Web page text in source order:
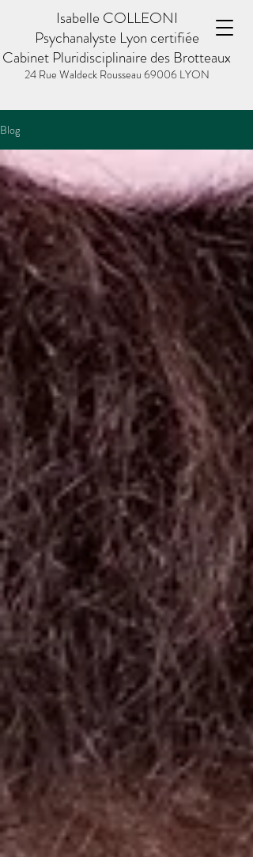
Isabelle COLLEONI
Psychanalyste Lyon certifiée
Cabinet Pluridisciplinaire des Brotteaux
24 Rue Waldeck Rousseau 69006 LYON
Blog